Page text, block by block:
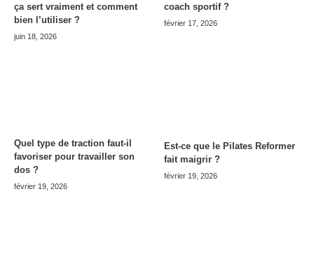
ça sert vraiment et comment
bien l’utiliser ?
juin 18, 2026
coach sportif ?
février 17, 2026
Quel type de traction faut-il
favoriser pour travailler son
dos ?
février 19, 2026
Est-ce que le Pilates Reformer
fait maigrir ?
février 19, 2026